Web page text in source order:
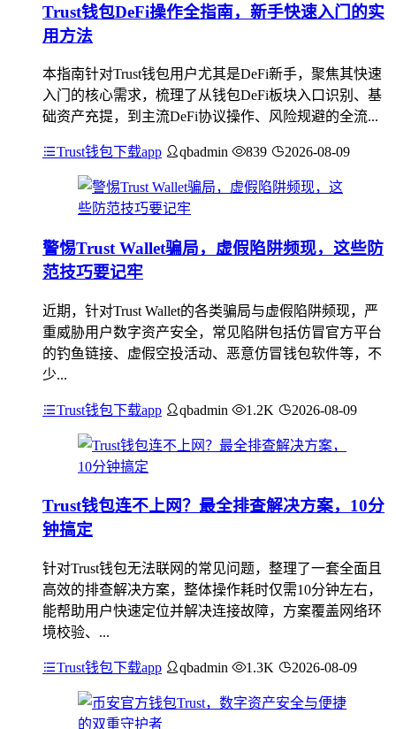
Trust钱包DeFi操作全指南，新手快速入门的实
用方法
本指南针对Trust钱包用户尤其是DeFi新手，聚焦其快速
入门的核心需求，梳理了从钱包DeFi板块入口识别、基
础资产充提，到主流DeFi协议操作、风险规避的全流...
Trust钱包下载app qbadmin 839 2026-08-09
警惕Trust Wallet骗局，虚假陷阱频现，这些防
范技巧要记牢
近期，针对Trust Wallet的各类骗局与虚假陷阱频现，严
重威胁用户数字资产安全，常见陷阱包括仿冒官方平台
的钓鱼链接、虚假空投活动、恶意仿冒钱包软件等，不
少...
Trust钱包下载app qbadmin 1.2K 2026-08-09
Trust钱包连不上网？最全排查解决方案，10分
钟搞定
针对Trust钱包无法联网的常见问题，整理了一套全面且
高效的排查解决方案，整体操作耗时仅需10分钟左右，
能帮助用户快速定位并解决连接故障，方案覆盖网络环
境校验、...
Trust钱包下载app qbadmin 1.3K 2026-08-09